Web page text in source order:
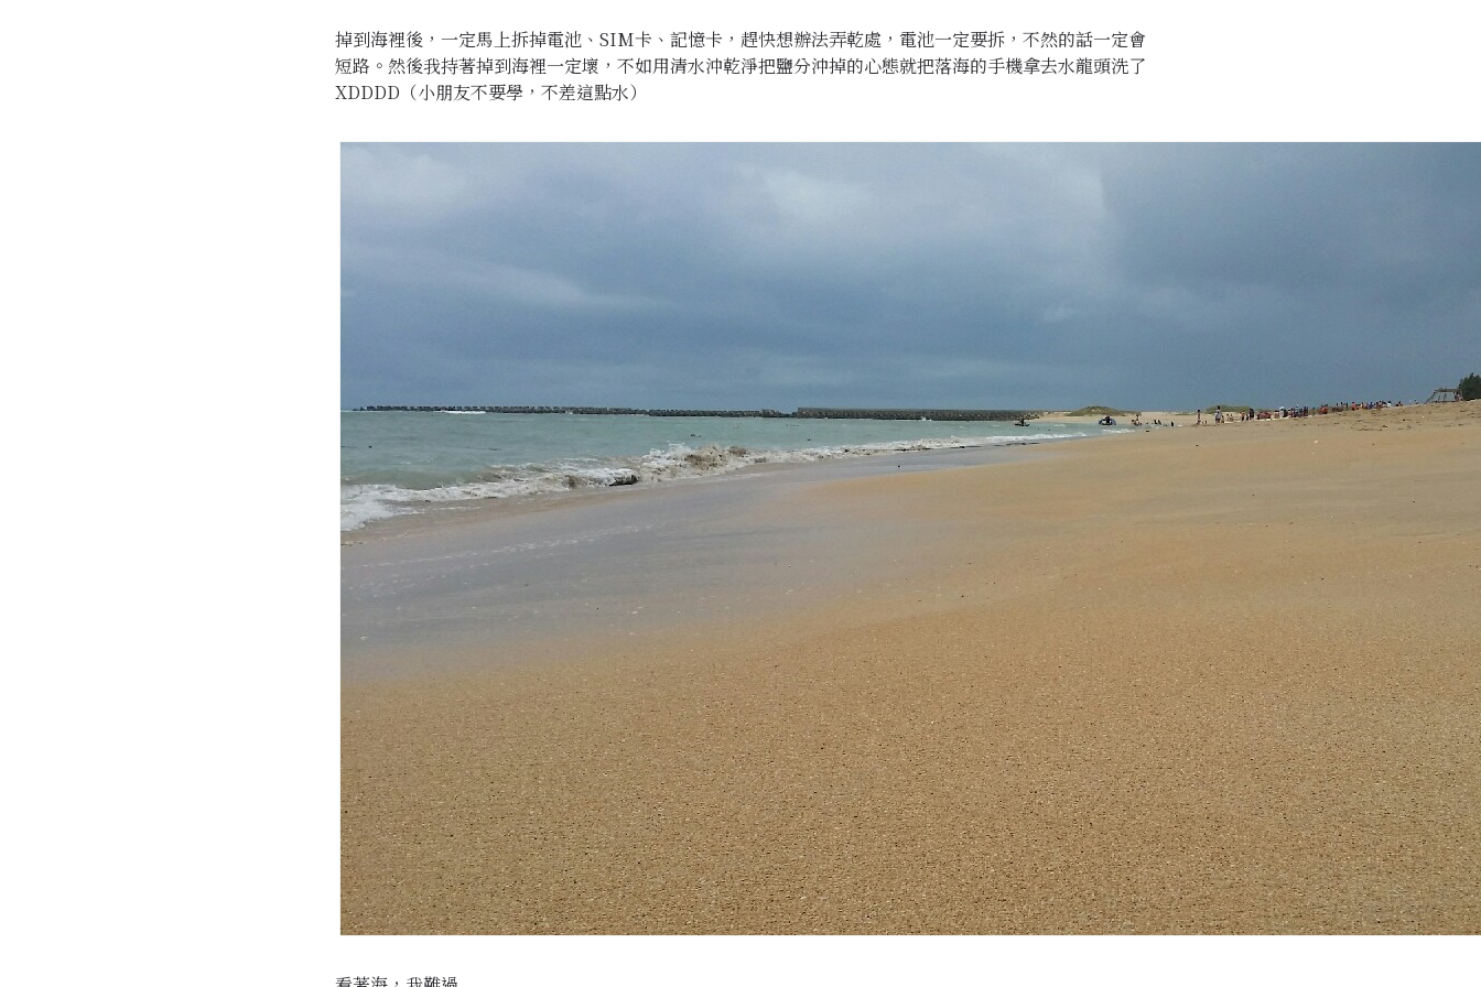
掉到海裡後，一定馬上拆掉電池、SIM卡、記憶卡，趕快想辦法弄乾處，電池一定要拆，不然的話一定會
短路。然後我持著掉到海裡一定壞，不如用清水沖乾淨把鹽分沖掉的心態就把落海的手機拿去水龍頭洗了
XDDDD（小朋友不要學，不差這點水）